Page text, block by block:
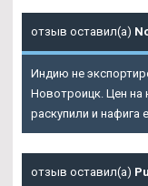
отзыв оставил(а)
Индию не
Новотроицк. Цен на
раскупили и нафига
отзыв оставил(а)